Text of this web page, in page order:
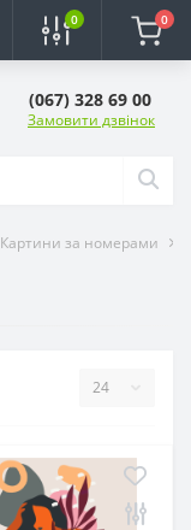
0 0
(067) 328 69 00
Замовити дзвінок
Картини за номерами